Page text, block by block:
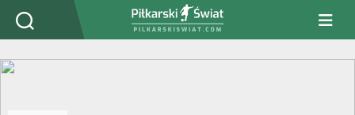
PiłkarskiSwiat.com